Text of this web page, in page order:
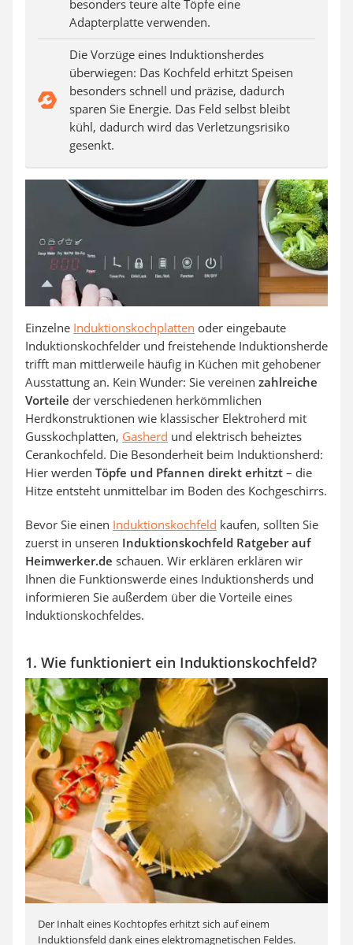
besonders teure alte Töpfe eine
Adapterplatte verwenden.
Die Vorzüge eines Induktionsherdes
überwiegen: Das Kochfeld erhitzt Speisen
besonders schnell und präzise, dadurch
sparen Sie Energie. Das Feld selbst bleibt
kühl, dadurch wird das Verletzungsrisiko
gesenkt.
Einzelne Induktionskochplatten oder eingebaute
Induktionskochfelder und freistehende Induktionsherde
trifft man mittlerweile häufig in Küchen mit gehobener
Ausstattung an. Kein Wunder: Sie vereinen zahlreiche
Vorteile der verschiedenen herkömmlichen
Herdkonstruktionen wie klassischer Elektroherd mit
Gusskochplatten, Gasherd und elektrisch beheiztes
Cerankochfeld. Die Besonderheit beim Induktionsherd:
Hier werden Töpfe und Pfannen direkt erhitzt – die
Hitze entsteht unmittelbar im Boden des Kochgeschirrs.
Bevor Sie einen Induktionskochfeld kaufen, sollten Sie
zuerst in unseren Induktionskochfeld Ratgeber auf
Heimwerker.de schauen. Wir erklären erklären wir
Ihnen die Funktionswerde eines Induktionsherds und
informieren Sie außerdem über die Vorteile eines
Induktionskochfeldes.
1. Wie funktioniert ein Induktionskochfeld?
Der Inhalt eines Kochtopfes erhitzt sich auf einem
Induktionsfeld dank eines elektromagnetischen Feldes.